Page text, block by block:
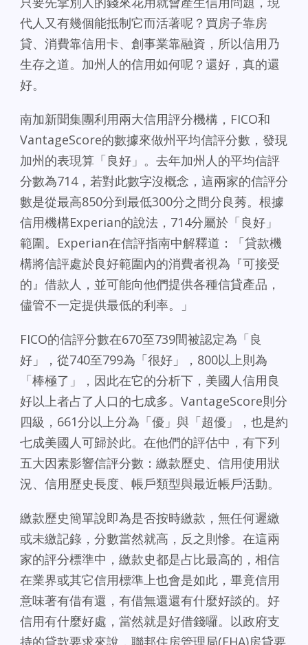
代人又有幾個能抵制它而活著呢？買房子靠房
貸、消費靠信用卡、創事業靠融資，所以信用乃
生存之道。加州人的信用如何呢？還好，真的還
好。
南加新聞集團利用兩大信用評分機構，FICO和
VantageScore的數據來做州平均信評分數，發現
加州的表現算「良好」。去年加州人的平均信評
分數為714，若對此數字沒概念，這兩家的信評分
數是從最高850分到最低300分之間分良莠。根據
信用機構Experian的說法，714分屬於「良好」
範圍。Experian在信評指南中解釋道：「貸款機
構將信評處於良好範圍內的消費者視為『可接受
的』借款人，並可能向他們提供各種信貸產品，
儘管不一定提供最低的利率。」
FICO的信評分數在670至739間被認定為「良
好」，從740至799為「很好」，800以上則為
「棒極了」，因此在它的分析下，美國人信用良
好以上者占了人口的七成多。VantageScore則分
四級，661分以上分為「優」與「超優」，也是約
七成美國人可歸於此。在他們的評估中，有下列
五大因素影響信評分數：繳款歷史、信用使用狀
況、信用歷史長度、帳戶類型與最近帳戶活動。
繳款歷史簡單說即為是否按時繳款，無任何遲繳
或未繳記錄，分數當然就高，反之則慘。在這兩
家的評分標準中，繳款史都是占比最高的，相信
在業界或其它信用標準上也會是如此，畢竟信用
意味著有借有還，有借無還還有什麼好談的。好
信用有什麼好處，當然就是好借錢囉。以政府支